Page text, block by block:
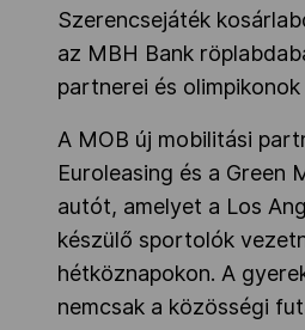
Szerencsejáték
az MBH Bank
partnerei és
A MOB új mobilitási
Euroleasing és a Green
autót, amelyet a Los
készülő sportolók
hétköznapokon. A
nemcsak a közösségi